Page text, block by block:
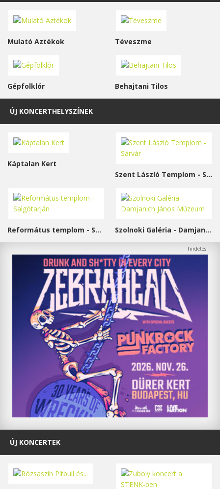
Mulató Aztékok Téveszme
Gépfolklór Behajtani Tilos
ÚJ KONCERTHELYSZÍNEK
Káptalan Kert
Szent László Templom - Sárvár
Református templom - Salgótarján Szolnoki Galéria - Damjanich János Múzeum
ÚJ KONCERTEK